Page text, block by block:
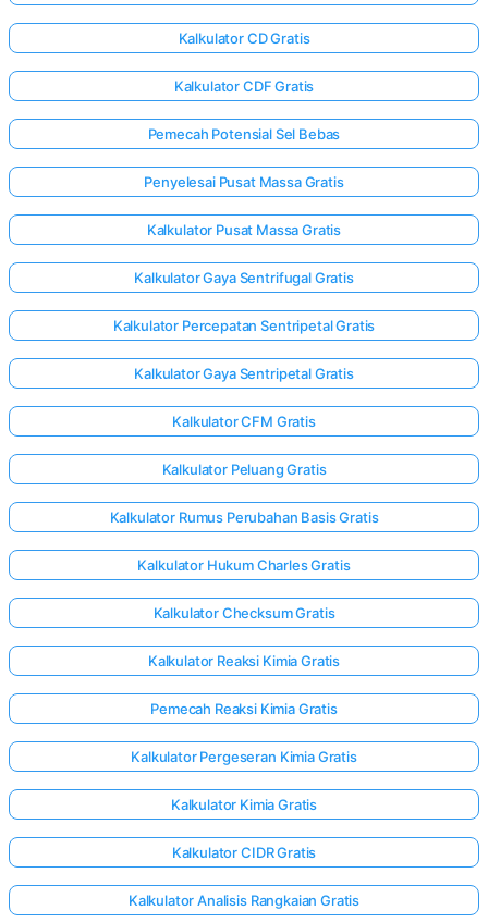
di sini!
Kalkulator CD Gratis
Kalkulator CDF Gratis
Pemecah Potensial Sel Bebas
Penyelesai Pusat Massa Gratis
Kalkulator Pusat Massa Gratis
Kalkulator Gaya Sentrifugal Gratis
Kalkulator Percepatan Sentripetal Gratis
Kalkulator Gaya Sentripetal Gratis
Kalkulator CFM Gratis
Kalkulator Peluang Gratis
Kalkulator Rumus Perubahan Basis Gratis
Kalkulator Hukum Charles Gratis
Kalkulator Checksum Gratis
Kalkulator Reaksi Kimia Gratis
Pemecah Reaksi Kimia Gratis
Kalkulator Pergeseran Kimia Gratis
Kalkulator Kimia Gratis
Kalkulator CIDR Gratis
Kalkulator Analisis Rangkaian Gratis